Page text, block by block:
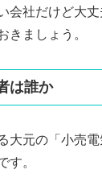
会社だけど大
きましょう。
は誰か
大元の「小売電
す。